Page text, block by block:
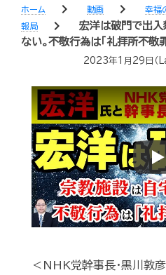
ホーム chevron_right 動画 chevron_right 幸福
報局
chevron_right
宏洋は破門で出入
ない。不敬行為は「礼拝所不敬罪
2023年1月29日
＜NHK党幹事長・黒川敦